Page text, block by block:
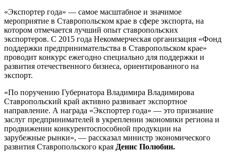
«Экспортер года» — самое масштабное и значимое
мероприятие в Ставропольском крае в сфере экспорта, на
котором отмечается лучший опыт ставропольских
экспортеров. С 2015 года Некоммерческая организация «Фонд
поддержки предпринимательства в Ставропольском крае»
проводит конкурс ежегодно специально для поддержки и
развития отечественного бизнеса, ориентированного на
экспорт.
«По поручению Губернатора Владимира Владимирова
Ставропольский край активно развивает экспортное
направление. А награда «Экспортер года» — это признание
заслуг предпринимателей в укреплении экономики региона и
продвижении конкурентоспособной продукции на
зарубежные рынки», — рассказал министр экономического
развития Ставропольского края Денис Полюбин.